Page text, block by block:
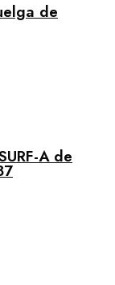
de
A de